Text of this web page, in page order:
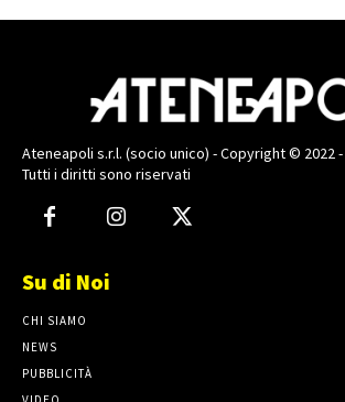
Ateneapoli s.r.l. (socio unico) - Copyright © 2022 -
Tutti i diritti sono riservati
Su di Noi
CHI SIAMO
NEWS
PUBBLICITÀ